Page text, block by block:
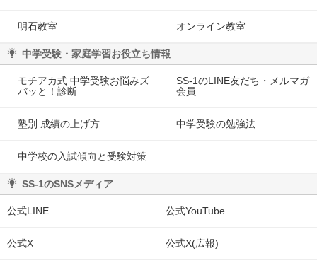
明石教室 オンライン教室
中学受験・家庭学習お役立ち情報
モチアカ式 中学受験お悩みズ
バッと！診断
SS-1のLINE友だち・メルマガ
会員
塾別 成績の上げ方 中学受験の勉強法
中学校の入試傾向と受験対策
SS-1のSNSメディア
公式LINE 公式YouTube
公式X 公式X(広報)